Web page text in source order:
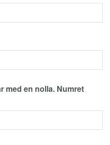
med en nolla. Numret